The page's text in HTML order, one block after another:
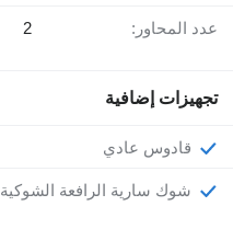
عدد المحاور: 2
تجهيزات إضافية
قادوس عادي
شوك سارية الرافعة الشوكية